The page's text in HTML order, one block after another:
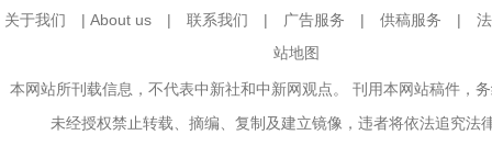
关于我们 | About us | 联系我们 | 广告服务 | 供稿服务 |
站地图
本网站所刊载信息，不代表中新社和中新网观点。 刊用本网站稿件，
未经授权禁止转载、摘编、复制及建立镜像，违者将依法追究法